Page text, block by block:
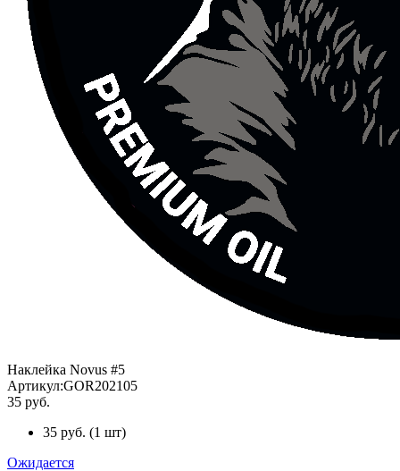
Наклейка Novus #5
Артикул:GOR202105
35 руб.
35 руб. (1 шт)
Ожидается